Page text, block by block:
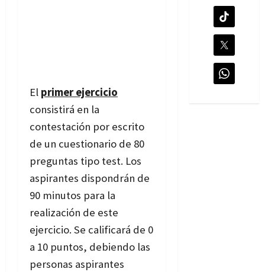
El primer ejercicio
consistirá en la
contestación por escrito
de un cuestionario de 80
preguntas tipo test. Los
aspirantes dispondrán de
90 minutos para la
realización de este
ejercicio. Se calificará de 0
a 10 puntos, debiendo las
personas aspirantes